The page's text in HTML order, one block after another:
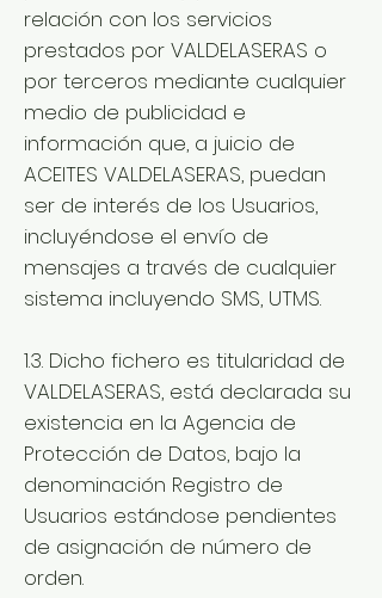
relación con los servicios
prestados por VALDELASERAS o
por terceros mediante cualquier
medio de publicidad e
información que, a juicio de
ACEITES VALDELASERAS, puedan
ser de interés de los Usuarios,
incluyéndose el envío de
mensajes a través de cualquier
sistema incluyendo SMS, UTMS.
1.3. Dicho fichero es titularidad de
VALDELASERAS, está declarada su
existencia en la Agencia de
Protección de Datos, bajo la
denominación Registro de
Usuarios estándose pendientes
de asignación de número de
orden.